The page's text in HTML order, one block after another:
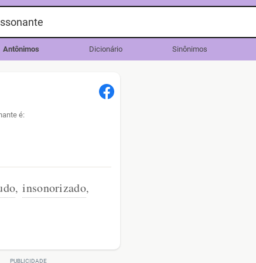
Antônimos Dicionário Sinônimos
é:
, insonorizado,